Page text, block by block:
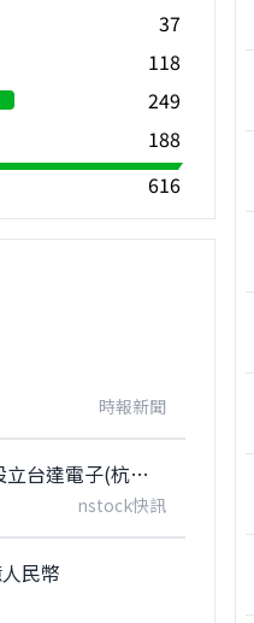
37
118
249
188
616
時報新聞
【公告】台達電：代子公司Delta Electronics (H.K.) Ltd.公告設立台達電子(杭州)有限公司
nstock快訊
民幣